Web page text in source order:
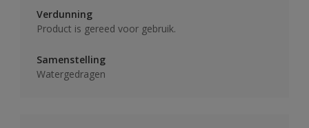
Verdunning
Product is gereed voor gebruik.
Samenstelling
Watergedragen